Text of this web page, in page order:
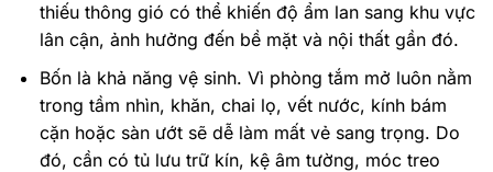
thiếu thông gió có thể khiến độ ẩm lan sang khu vực
lân cận, ảnh hưởng đến bề mặt và nội thất gần đó.
Bốn là khả năng vệ sinh. Vì phòng tắm mở luôn nằm
trong tầm nhìn, khăn, chai lọ, vết nước, kính bám
cặn hoặc sàn ướt sẽ dễ làm mất vẻ sang trọng. Do
đó, cần có tủ lưu trữ kín, kệ âm tường, móc treo